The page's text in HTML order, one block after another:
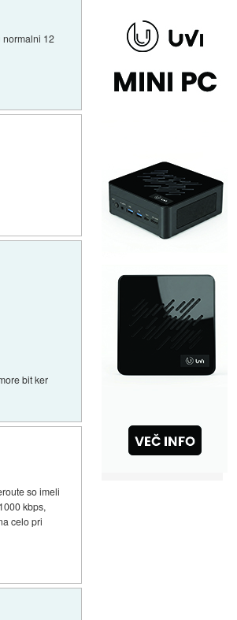
normalni 12
bit ker
so imeli
kbps,
celo pri